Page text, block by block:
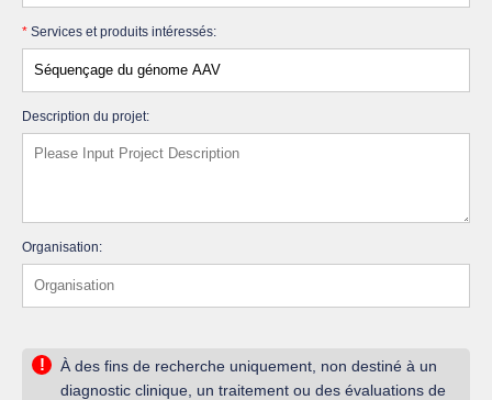
* Services et produits intéressés:
Description du projet:
Organisation:
!
À des fins de recherche uniquement, non destiné à un
diagnostic clinique, un traitement ou des évaluations de